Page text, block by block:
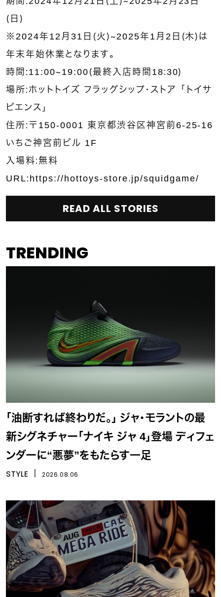
（日）
※2024年12月31日（火）〜2025年1月2日（木）は
年末年始休業となります。
時間：11:00〜19:00（最終入店時間18：30）
場所：ホットトイズ フラッグシップ・ストア「トイサ
ピエンス」
住所：〒150-0001 東京都渋⾕区神宮前6-25-16
いちご神宮前ビル 1F
入場料：無料
URL： https://hottoys-store.jp/squidgame/
READ ALL STORIES
TRENDING
「油断すれば終わりだ。」 ジャ・モラントの最
新シグネチャー「ナイキ ジャ 4」登場 ディフェ
ンダーに“悪夢”をもたらす一足
STYLE 2026.08.06